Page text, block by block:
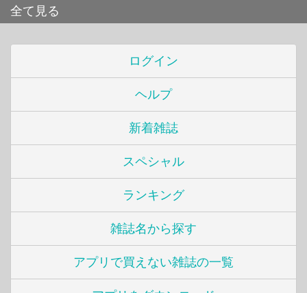
全て見る
ログイン
ヘルプ
新着雑誌
スペシャル
ランキング
雑誌名から探す
アプリで買えない雑誌の一覧